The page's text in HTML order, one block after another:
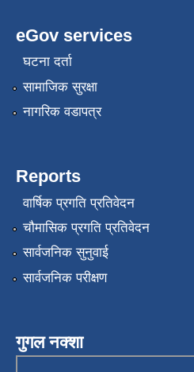
eGov services
घटना दर्ता
सामाजिक सुरक्षा
नागरिक वडापत्र
Reports
वार्षिक प्रगति प्रतिवेदन
चौमासिक प्रगति प्रतिवेदन
सार्वजनिक सुनुवाई
सार्वजनिक परीक्षण
गुगल नक्शा